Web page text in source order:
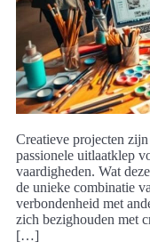
Creatieve projecten
passionele uitlaatklep
vaardigheden. Wat
de unieke combinatie
verbondenheid met
zich bezighouden met
[…]